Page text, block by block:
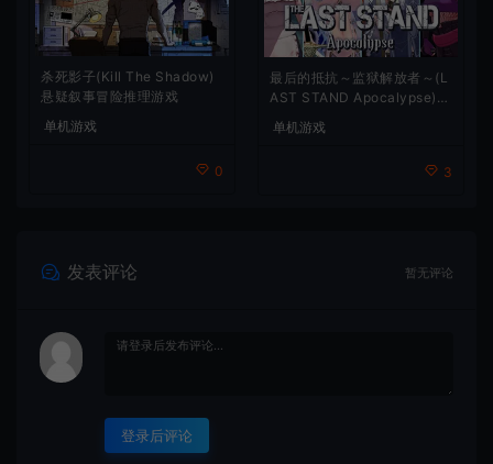
杀死影子(Kill The Shadow)
悬疑叙事冒险推理游戏
单机游戏
0
最后的抵抗～监狱解放者～(L
AST STAND Apocalypse)卡
单机游戏
3
发表评论 暂无评论
登录后评论